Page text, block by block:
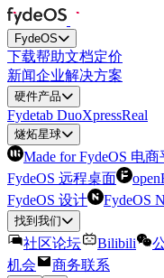
FydeOS
下载帮助文档定价
新闻企业解决方案
硬件产品
Fydetab DuoXpressReal
燧炻星球
Made for FydeOS 电商
FydeOS 远程桌面
FydeOS 设计
FydeOS
找到我们
社区论坛 Bilibili
机会
商务联系